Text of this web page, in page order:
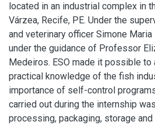
located in an industrial complex in
Várzea, Recife, PE. Under the
and veterinary officer Simone
under the guidance of Professor
Medeiros. ESO made it possible to
practical knowledge of the fish
importance of self-control
carried out during the internship
processing, packaging, storage